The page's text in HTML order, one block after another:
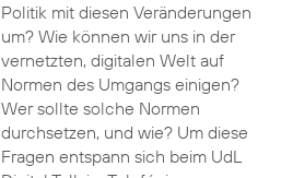
Politik mit diesen Veränderungen
um? Wie können wir uns in der
vernetzten, digitalen Welt auf
Normen des Umgangs einigen?
Wer sollte solche Normen
durchsetzen, und wie? Um diese
Fragen entspann sich beim UdL